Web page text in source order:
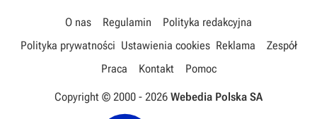
O nas Regulamin
Polityka redakcyjna
Polityka prywatności Ustawienia cookies Reklama
Zespół
Praca
Kontakt Pomoc
Copyright © 2000 - 2026 Webedia Polska SA